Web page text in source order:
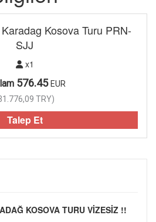
Kosova Turu PRN-
SJJ
x1
576.45 EUR
TRY)
Talep Et
KOSOVA TURU VİZESİZ !!